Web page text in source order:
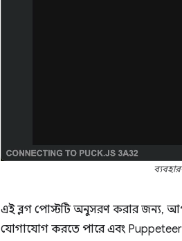
এই ব্লগ পোস্টটি অনুসরণ করার জন্য,
যোগাযোগ করতে পারে এবং Puppeteer